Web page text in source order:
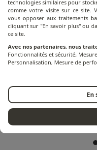
VOLG
technologies similaires pour
comme votre visite sur ce site.
vous opposer aux traitements
cliquant sur "En savoir plus" ou
ce site.
Avec nos partenaires, nous
Fonctionnalités et sécurité,
Personnalisation, Mesure de
En